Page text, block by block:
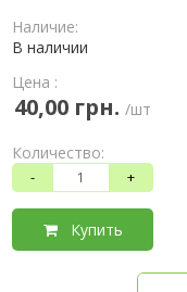
Наличие:
В наличии
Цена :
40,00 грн. /шт
Количество:
- +
Купить